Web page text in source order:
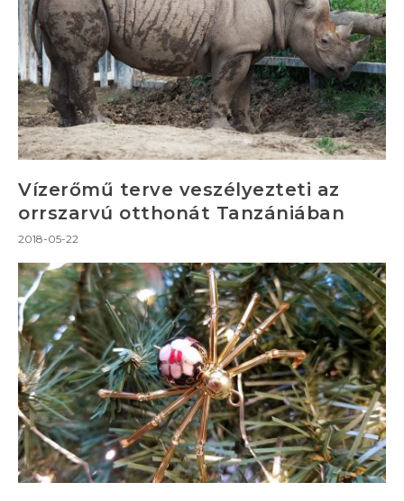
Vízerőmű terve veszélyezteti az
orrszarvú otthonát Tanzániában
2018-05-22